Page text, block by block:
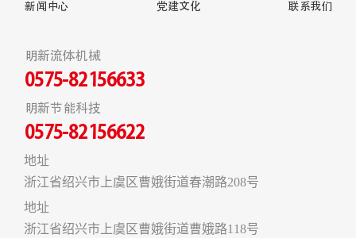
新闻中心
党建文化
联系我们
明新流体机械
0575-82156633
明新节能科技
0575-82156622
地址
浙江省绍兴市上虞区曹娥街道春潮路208号
地址
浙江省绍兴市上虞区曹娥街道曹娥路118号